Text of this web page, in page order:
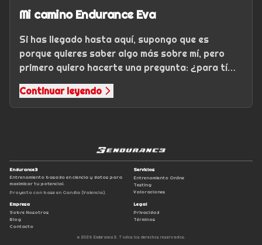
Mi camino Endurance Eva
Si has llegado hasta aquí, supongo que es
porque quieres saber algo más sobre mí, pero
primero quiero hacerte una pregunta: ¿para tí
qué es el deporte? Para mí, el…
Continuar leyendo
Endurance3
Entrenamiento basado en ciencia y datos para
maximizar tu potencial.
Proyecto con base en Gandia (Valencia).
Servicios
Entrenamiento Online
Testing
Valoraciones
Empresa
Sobre Nosotros
Blog
Contacto
Legal
Privacidad
Términos
© 2026 Endurance3. Todos los derechos reservados.